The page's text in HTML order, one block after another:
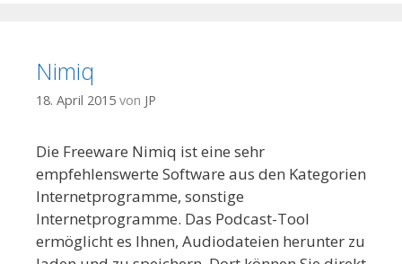
Nimiq
18. April 2015 von JP
Die Freeware Nimiq ist eine sehr
empfehlenswerte Software aus den Kategorien
Internetprogramme, sonstige
Internetprogramme. Das Podcast-Tool
ermöglicht es Ihnen, Audiodateien herunter zu